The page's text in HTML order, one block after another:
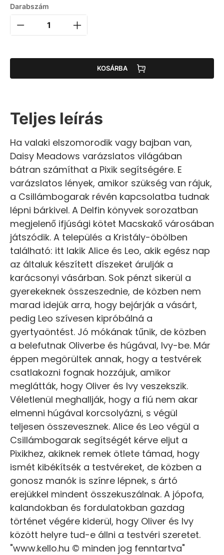
Darabszám
KOSÁRBA
Teljes leírás
Ha valaki elszomorodik vagy bajban van,
Daisy Meadows varázslatos világában
bátran számíthat a Pixik segítségére. E
varázslatos lények, amikor szükség van rájuk,
a Csillámbogarak révén kapcsolatba tudnak
lépni bárkivel. A Delfin könyvek sorozatban
megjelenő ifjúsági kötet Macskakő városában
játszódik. A település a Kristály-öbölben
található: itt lakik Alice és Leo, akik egész nap
az általuk készített díszeket árulják a
karácsonyi vásárban. Sok pénzt sikerül a
gyerekeknek összeszednie, de közben nem
marad idejük arra, hogy bejárják a vásárt,
pedig Leo szívesen kipróbálná a
gyertyaöntést. Jó mókának tűnik, de közben
a belefutnak Oliverbe és húgával, Ivy-be. Már
éppen megörültek annak, hogy a testvérek
csatlakozni fognak hozzájuk, amikor
meglátták, hogy Oliver és Ivy veszekszik.
Véletlenül meghallják, hogy a fiú nem akar
elmenni húgával korcsolyázni, s végül
teljesen összevesznek. Alice és Leo végül a
Csillámbogarak segítségét kérve eljut a
Pixikhez, akiknek remek ötlete támad, hogy
ismét kibékítsék a testvéreket, de közben a
gonosz manók is színre lépnek, s ártó
erejükkel mindent összekuszálnak. A jópofa,
kalandokban és fordulatokban gazdag
történet végére kiderül, hogy Oliver és Ivy
között helyre tud-e állni a testvéri szeretet.
"www.kello.hu © minden jog fenntartva"